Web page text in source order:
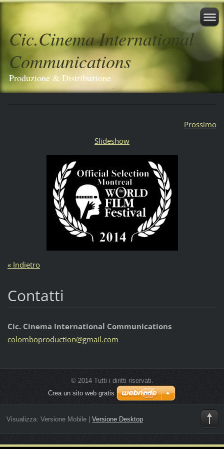
Cic.Cinema International
Communications
Produzione & Distribuzione
Prossimo
Slideshow
« Indietro
Contatti
Cic. Cinema International Communications
colomboproduction@gmail.com
© 2014 Tutti i diritti riservati.
Crea un sito web gratis
Visualizza: Versione Mobile| Versione Desktop